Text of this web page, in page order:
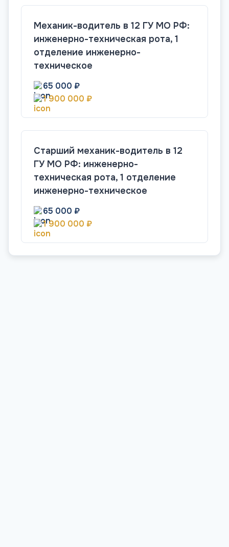
Механик-водитель в 12 ГУ МО РФ:
инженерно-техническая рота, 1
отделение инженерно-
техническое
65 000 ₽
1 900 000 ₽
Старший механик-водитель в 12
ГУ МО РФ: инженерно-
техническая рота, 1 отделение
инженерно-техническое
65 000 ₽
1 900 000 ₽